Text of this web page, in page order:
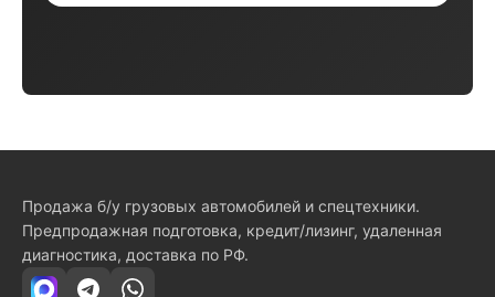
Продажа б/у грузовых автомобилей и спецтехники.
Предпродажная подготовка, кредит/лизинг, удаленная
диагностика, доставка по РФ.